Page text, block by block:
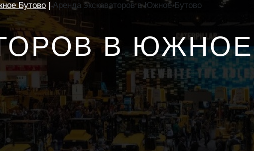
Бутово Аренда экскаваторов в Южное Бутово
В ЮЖНОЕ